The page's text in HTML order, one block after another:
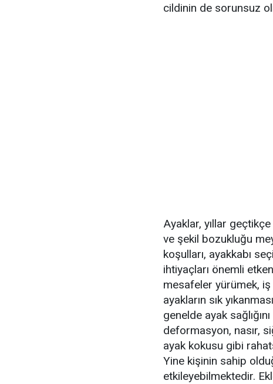
cildinin de sorunsuz
Ayaklar, yıllar
ve şekil bozukluğu
koşulları, ayakkabı
ihtiyaçları önemli
mesafeler yürümek, iş
ayakların sık
genelde ayak
deformasyon, nasır,
ayak kokusu gibi
Yine kişinin sahip
etkileyebilmektedir.